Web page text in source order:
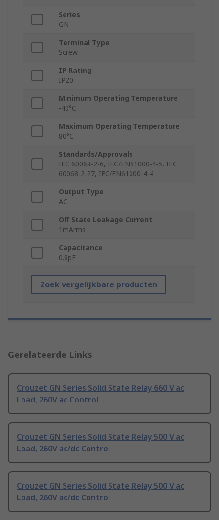
Series
GN
Terminal Type
Screw
IP Rating
IP20
Minimum Operating Temperature
-40°C
Maximum Operating Temperature
80°C
Standards/Approvals
IEC 60068-2-6, IEC/EN61000-4-5, IEC
60068-2-27, IEC/EN61000-4-4
Output Type
AC
Off State Leakage Current
1mArms
Capacitance
0.8pF
Zoek vergelijkbare producten
Gerelateerde Links
Crouzet GN Series Solid State Relay 660 V ac
Load, 260V ac Control
Crouzet GN Series Solid State Relay 500 V ac
Load, 260V ac/dc Control
Crouzet GN Series Solid State Relay 500 V ac
Load, 260V ac/dc Control